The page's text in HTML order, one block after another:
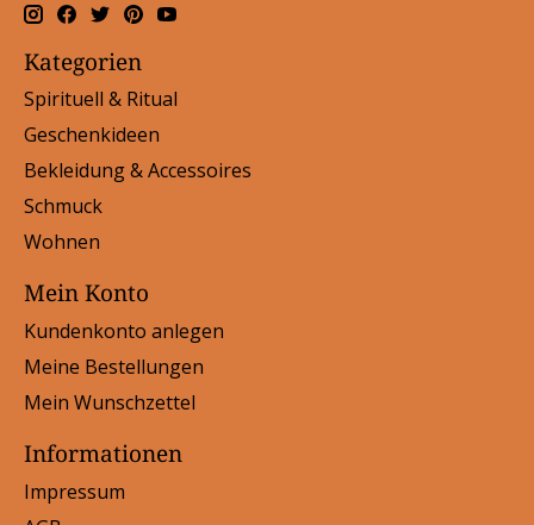
Kategorien
Spirituell & Ritual
Geschenkideen
Bekleidung & Accessoires
Schmuck
Wohnen
Mein Konto
Kundenkonto anlegen
Meine Bestellungen
Mein Wunschzettel
Informationen
Impressum